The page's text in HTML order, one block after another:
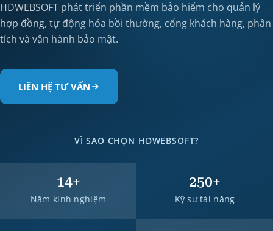
HDWEBSOFT phát triển phần mềm bảo hiểm cho quản lý
hợp đồng, tự động hóa bồi thường, cổng khách hàng, phân
tích và vận hành bảo mật.
LIÊN HỆ TƯ VẤN
VÌ SAO CHỌN HDWEBSOFT?
14+
Năm kinh nghiệm
250+
Kỹ sư tài năng